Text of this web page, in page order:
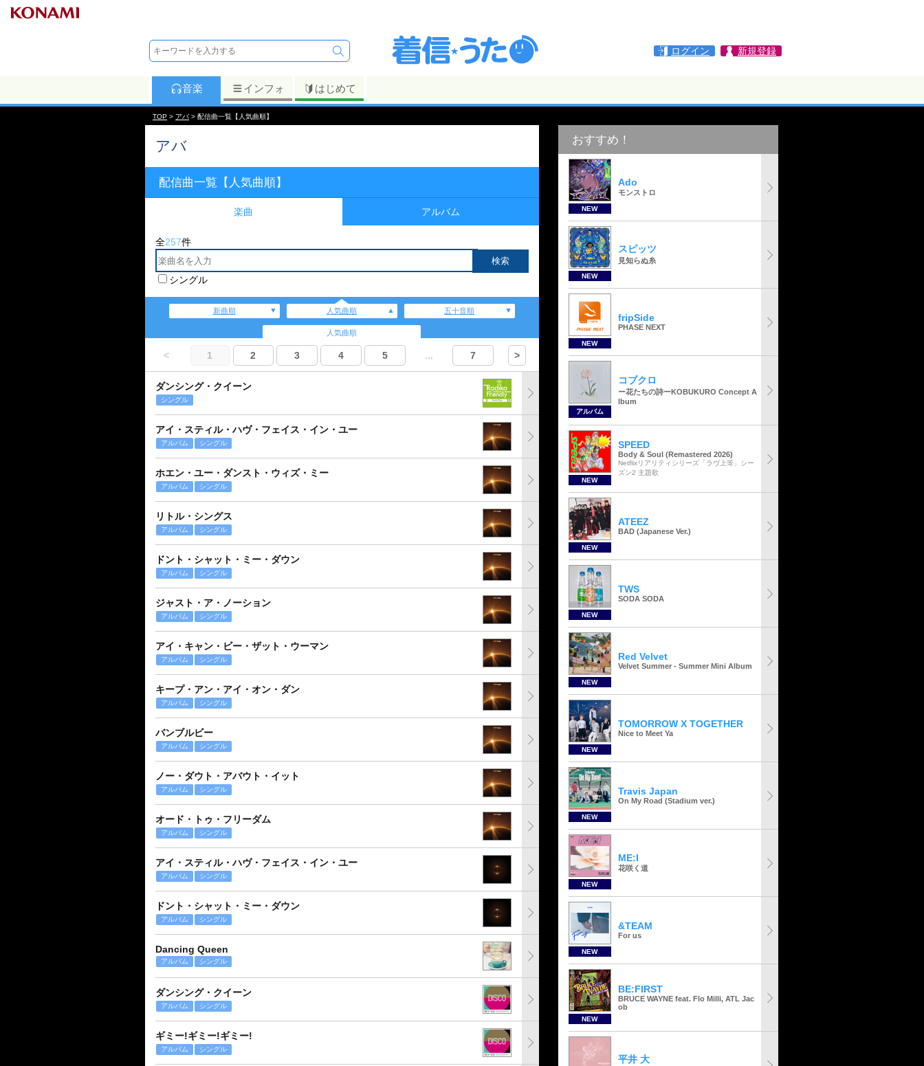
ログイン 新規登録
音楽 インフォ はじめて
TOP > アバ > 配信曲一覧【人気曲順】
アバ
配信曲一覧【人気曲順】
楽曲 アルバム
全257件
シングル
新曲順 人気曲順 五十音順
人気曲順
< 1 2 3 4 5 ... 7 >
ダンシング・クイーン
シングル
アイ・スティル・ハヴ・フェイス・イン・ユー
アルバム シングル
ホエン・ユー・ダンスト・ウィズ・ミー
アルバム シングル
リトル・シングス
アルバム シングル
ドント・シャット・ミー・ダウン
アルバム シングル
ジャスト・ア・ノーション
アルバム シングル
アイ・キャン・ビー・ザット・ウーマン
アルバム シングル
キープ・アン・アイ・オン・ダン
アルバム シングル
バンブルビー
アルバム シングル
ノー・ダウト・アバウト・イット
アルバム シングル
オード・トゥ・フリーダム
アルバム シングル
アイ・スティル・ハヴ・フェイス・イン・ユー
アルバム シングル
ドント・シャット・ミー・ダウン
アルバム シングル
Dancing Queen
アルバム シングル
ダンシング・クイーン
アルバム シングル
ギミー!ギミー!ギミー!
アルバム シングル
おすすめ！
NEW
Ado
モンストロ
NEW
スピッツ
見知らぬ糸
NEW
fripSide
PHASE NEXT
アルバム
コブクロ
ー花たちの詩ーKOBUKURO Concept A
lbum
NEW
SPEED
Body & Soul (Remastered 2026)
Netflixリアリティシリーズ「ラヴ上等」シー
ズン2 主題歌
NEW
ATEEZ
BAD (Japanese Ver.)
NEW
TWS
SODA SODA
NEW
Red Velvet
Velvet Summer - Summer Mini Album
NEW
TOMORROW X TOGETHER
Nice to Meet Ya
NEW
Travis Japan
On My Road (Stadium ver.)
NEW
ME:I
花咲く道
NEW
&TEAM
For us
NEW
BE:FIRST
BRUCE WAYNE feat. Flo Milli, ATL Jac
ob
平井 大